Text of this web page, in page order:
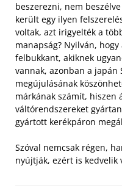
beszerezni, nem
került egy ilyen
voltak, azt irigyelték a
manapság? Nyilván,
felbukkant, akiknek
vannak, azonban a japán
megújulásának
márkának számít, hiszen
váltórendszereket
gyártott kerékpáron
Szóval nemcsak régen,
nyújtják, ezért is kedvelik